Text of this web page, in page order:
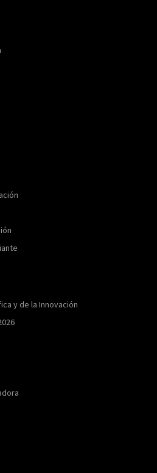
y de la Innovación